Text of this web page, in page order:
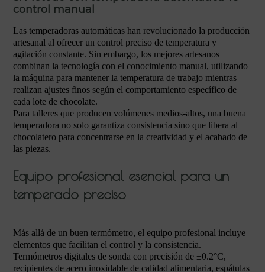
control manual
Las temperadoras automáticas han revolucionado la producción
artesanal al ofrecer un control preciso de temperatura y
agitación constante. Sin embargo, los mejores artesanos
combinan la tecnología con el conocimiento manual, utilizando
la máquina para mantener la temperatura de trabajo mientras
realizan ajustes finos según el comportamiento específico de
cada lote de chocolate.
Para talleres que producen volúmenes medios-altos, una buena
temperadora no solo garantiza consistencia sino que libera al
chocolatero para concentrarse en la creatividad y el acabado de
las piezas.
Equipo profesional esencial para un
temperado preciso
Más allá de un buen termómetro, el equipo profesional incluye
elementos que facilitan el control y la consistencia.
Termómetros digitales de sonda con precisión de ±0.2°C,
recipientes de acero inoxidable de calidad alimentaria, espátulas